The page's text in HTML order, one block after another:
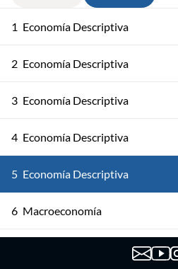
1 Economía Descriptiva
2 Economía Descriptiva
3 Economía Descriptiva
4 Economía Descriptiva
5 Economía Descriptiva
6 Macroeconomía